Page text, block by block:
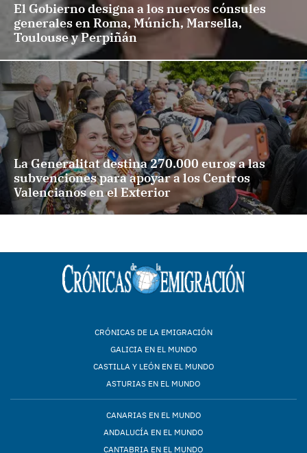
El Gobierno designa a los nuevos cónsules
generales en Roma, Múnich, Marsella,
Toulouse y Perpiñán
La Generalitat destina 270.000 euros a las
subvenciones para apoyar a los Centros
Valencianos en el Exterior
CRÓNICAS DE LA EMIGRACIÓN
GALICIA EN EL MUNDO
CASTILLA Y LEÓN EN EL MUNDO
ASTURIAS EN EL MUNDO
CANARIAS EN EL MUNDO
ANDALUCÍA EN EL MUNDO
CANTABRIA EN EL MUNDO